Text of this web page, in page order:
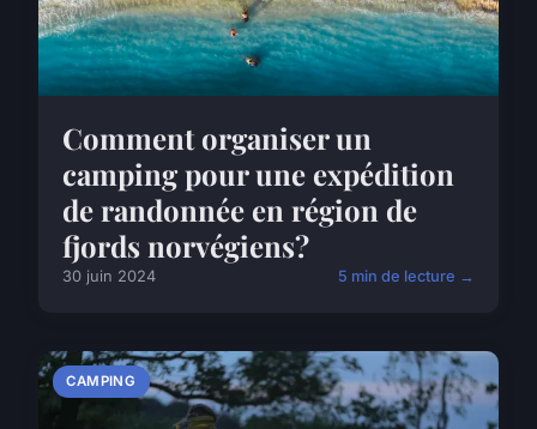
Comment organiser un
camping pour une expédition
de randonnée en région de
fjords norvégiens?
30 juin 2024 5 min de lecture →
CAMPING